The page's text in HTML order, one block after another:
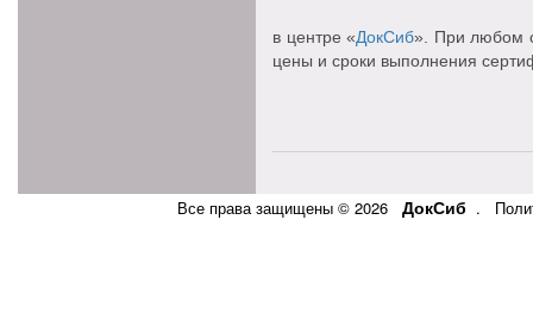
в центре «ДокСиб». При любом
цены и сроки выполнения
Все права защищены © 2026 ДокСиб .